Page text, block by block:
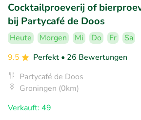
Cocktailproeverij of
bij Partycafé de Doos
Heute Morgen Mi Do Fr
Sa
9.5
Perfekt • 26 Bewertungen
Partycafé de Doos
Groningen (0km)
Verkauft: 49